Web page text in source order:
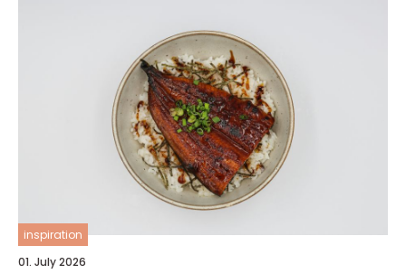
inspiration
01. July 2026